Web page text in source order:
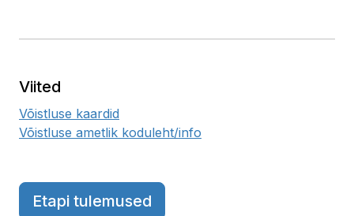
Viited
Võistluse kaardid
Võistluse ametlik koduleht/info
Etapi tulemused